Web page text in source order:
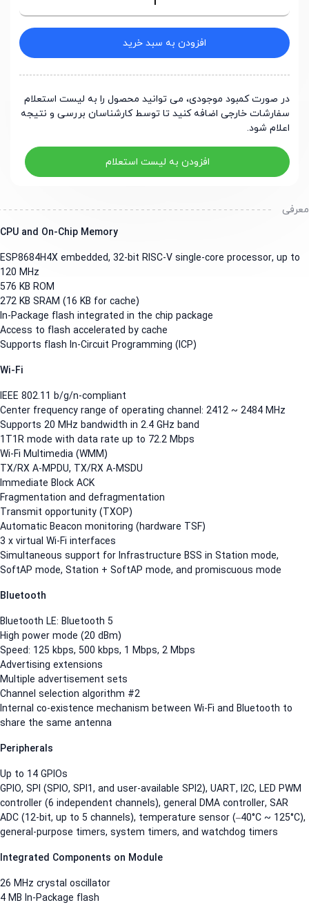
افزودن به سبد خرید
در صورت کمبود موجودی، می توانید محصول را به لیست استعلام
سفارشات خارجی اضافه کنید تا توسط کارشناسان بررسی و نتیجه
اعلام شود.
افزودن به لیست استعلام
CPU and On-Chip Memory
ESP8684H4X embedded, 32-bit RISC-V single-core processor, up
120 MHz
576 KB ROM
272 KB SRAM (16 KB for cache)
In-Package flash integrated in the chip package
Access to flash accelerated by cache
Supports flash In-Circuit Programming (ICP)
Wi-Fi
IEEE 802.11 b/g/n-compliant
Center frequency range of operating channel: 2412 ~ 2484 MHz
Supports 20 MHz bandwidth in 2.4 GHz band
1T1R mode with data rate up to 72.2 Mbps
Wi-Fi Multimedia (WMM)
TX/RX A-MPDU, TX/RX A-MSDU
Immediate Block ACK
Fragmentation and defragmentation
Transmit opportunity (TXOP)
Automatic Beacon monitoring (hardware TSF)
3 x virtual Wi-Fi interfaces
Simultaneous support for Infrastructure BSS in Station mode,
SoftAP mode, Station + SoftAP mode, and promiscuous mode
Bluetooth
Bluetooth LE: Bluetooth 5
High power mode (20 dBm)
Speed: 125 kbps, 500 kbps, 1 Mbps, 2 Mbps
Advertising extensions
Multiple advertisement sets
Channel selection algorithm #2
Internal co-existence mechanism between Wi-Fi and Bluetooth to
share the same antenna
Peripherals
Up to 14 GPIOs
GPIO, SPI (SPIO, SPI1, and user-available SPI2), UART, I2C, LED
controller (6 independent channels), general DMA controller, SAR
ADC (12-bit, up to 5 channels), temperature sensor (–40°C ~
general-purpose timers, system timers, and watchdog timers
Integrated Components on Module
26 MHz crystal oscillator
4 MB In-Package flash